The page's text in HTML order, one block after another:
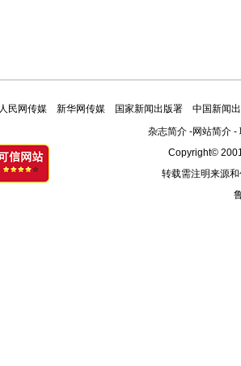
人民网传媒 新华网传媒 国家新闻出版署
中国新闻
杂志简介-网站简介-
Copyright©
转载需注明来源